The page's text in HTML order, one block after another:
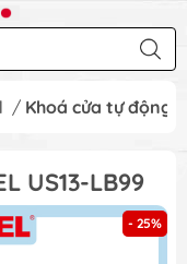
/ Khoá cửa tự động
US13-LB99
- 25%